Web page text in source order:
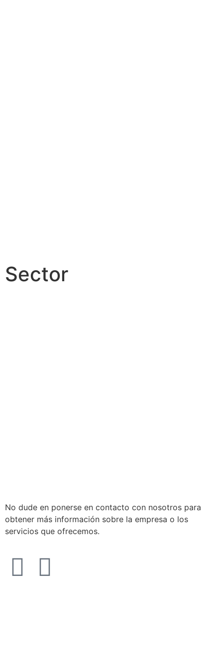
Sector
No dude en ponerse en contacto con nosotros para
obtener más información sobre la empresa o los
servicios que ofrecemos.